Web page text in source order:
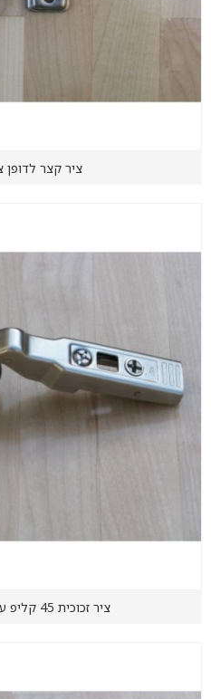
ציר קצר לדופן צרה BL0001
ציר זכוכית 45 קליפ עם כיסוי BL16000